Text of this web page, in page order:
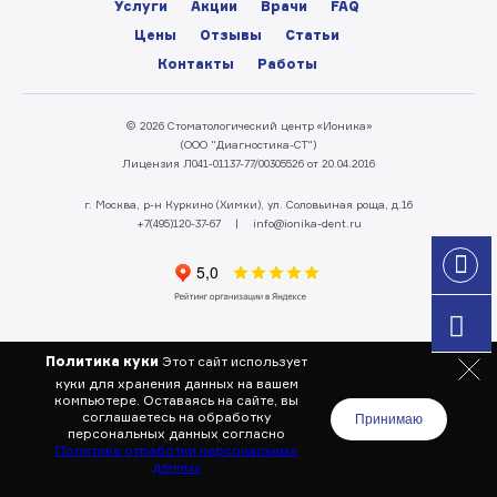
Услуги Акции Врачи
FAQ
Цены
Отзывы
Статьи
Контакты
Работы
© 2026 Стоматологический центр «Ионика»
(ООО "Диагностика-СТ")
Лицензия Л041-01137-77/00305526 от 20.04.2016
г. Москва, р-н Куркино (Химки), ул. Соловьиная роща, д.16
+7(495)120-37-67
| info@ionika-dent.ru
Политика куки Этот сайт использует
куки для хранения данных на вашем
компьютере. Оставаясь на сайте, вы
соглашаетесь на обработку
персональных данных согласно
Политике отработки персональных
данных
Принимаю